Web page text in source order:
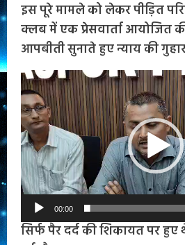
इस पूरे मामले को लेकर पीड़ित
क्लब में एक प्रेसवार्ता आयोजित
आपबीती सुनाते हुए न्याय की
Video
Player
00:00
सिर्फ पैर दर्द की शिकायत पर हुए